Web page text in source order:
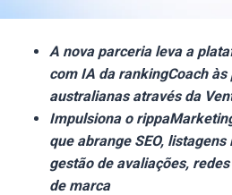
A nova parceria leva a
com IA da rankingCoach
australianas através da
Impulsiona o
que abrange SEO,
gestão de avaliações,
de marca